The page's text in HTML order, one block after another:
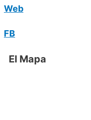
Web
FB
El Mapa